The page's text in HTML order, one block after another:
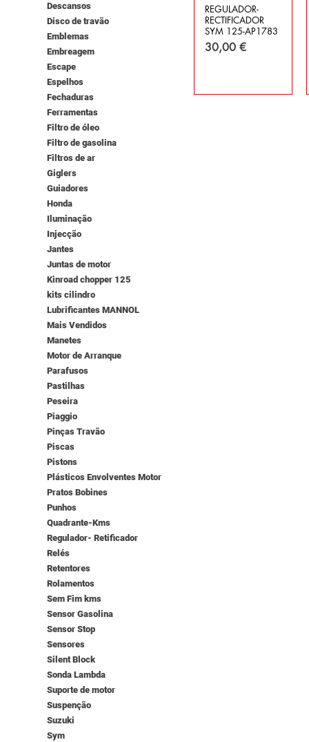
Descansos
Disco de travão
Emblemas
Embreagem
Escape
Espelhos
Fechaduras
Ferramentas
Filtro de óleo
Filtro de gasolina
Filtros de ar
Giglers
Guiadores
Honda
Iluminação
Injecção
Jantes
Juntas de motor
Kinroad chopper 125
kits cilindro
Lubrificantes MANNOL
Mais Vendidos
Manetes
Motor de Arranque
Parafusos
Pastilhas
Peseira
Piaggio
Pinças Travão
Piscas
Pistons
Plásticos Envolventes Motor
Pratos Bobines
Punhos
Quadrante-Kms
Regulador- Retificador
Relés
Retentores
Rolamentos
Sem Fim kms
Sensor Gasolina
Sensor Stop
Sensores
Silent Block
Sonda Lambda
Suporte de motor
Suspenção
Suzuki
Sym
REGULADOR-
RECTIFICADOR
SYM 125-AP1783
Preço
30,00 €